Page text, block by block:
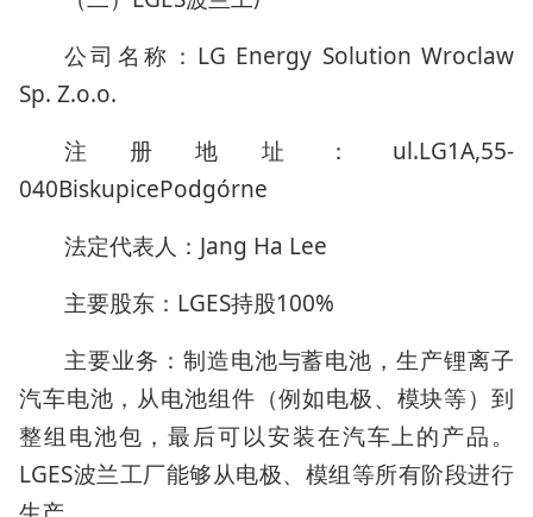
公司名称：LG Energy Solution Wroclaw
Sp. Z.o.o.
注册地址：ul.LG1A,55-
040BiskupicePodgórne
法定代表人：Jang Ha Lee
主要股东：LGES持股100%
主要业务：制造电池与蓄电池，生产锂离子
汽车电池，从电池组件（例如电极、模块等）到
整组电池包，最后可以安装在汽车上的产品。
LGES波兰工厂能够从电极、模组等所有阶段进行